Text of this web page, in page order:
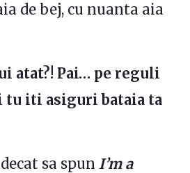
de bej, cu nuanta aia
atat?! Pai… pe reguli
iti asiguri bataia ta
sa spun I’m a